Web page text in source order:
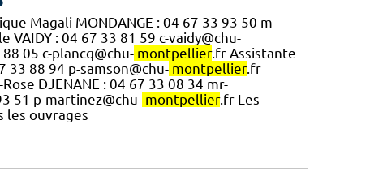
Magali MONDANGE : 04 67 33 93 50 m-
VAIDY : 04 67 33 81 59 c-vaidy@chu-
05 c-plancq@chu- montpellier.fr Assistante
33 88 94 p-samson@chu- montpellier.fr
DJENANE : 04 67 33 08 34 mr-
51 p-martinez@chu- montpellier.fr Les
les ouvrages